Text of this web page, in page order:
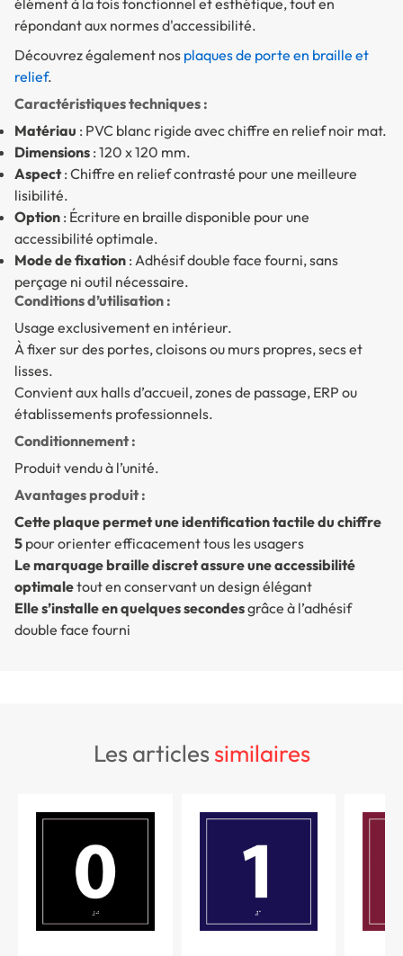
répondant aux normes d'accessibilité.
Découvrez également nos plaques de porte en braille et
relief.
Caractéristiques techniques :
Matériau : PVC blanc rigide avec chiffre en relief noir mat.
Dimensions : 120 x 120 mm.
Aspect: Chiffre en relief contrasté pour une meilleure
lisibilité.
Option : Écriture en braille disponible pour une
accessibilité optimale.
Mode de fixation : Adhésif double face fourni, sans
perçage ni outil nécessaire.
Conditions d’utilisation :
Usage exclusivement en intérieur.
À fixer sur des portes, cloisons ou murs propres, secs et
lisses.
Convient aux halls d’accueil, zones de passage, ERP ou
établissements professionnels.
Conditionnement :
Produit vendu à l’unité.
Avantages produit :
Cette plaque permet une identification tactile du chiffre
5 pour orienter efficacement tous les usagers
Le marquage braille discret assure une accessibilité
optimaletout en conservant un design élégant
Elle s’installe en quelques secondesgrâce à l’adhésif
double face fourni
les articlessimilaires